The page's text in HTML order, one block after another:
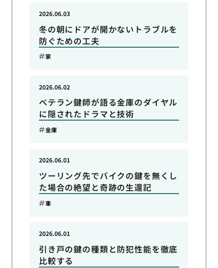
冬の朝にドアが開かないトラブルを
防ぐための工夫
2026.06.03
家
ベテラン鍵師が語る金庫のダイヤル
に隠されたドラマと技術
2026.06.02
金庫
ツーリング先でバイクの鍵を無くし
た場合の絶望と奇跡の生還記
2026.06.01
車
引き戸の鍵の種類と防犯性能を徹底
比較する
2026.06.01